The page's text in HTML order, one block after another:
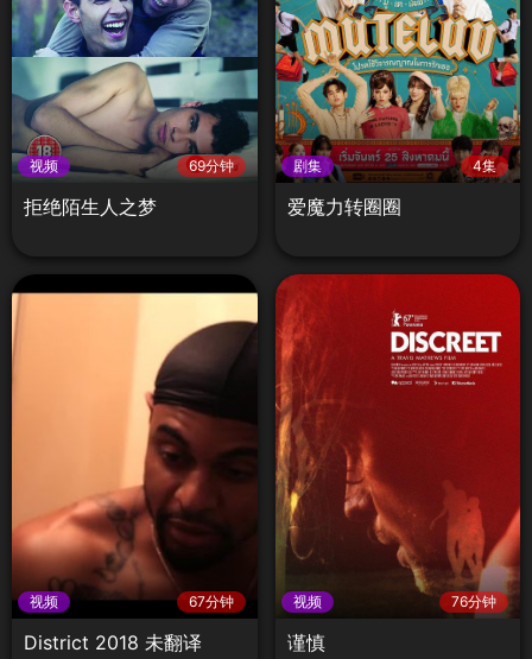
视频 69分钟
拒绝陌生人之梦
剧集 4集
爱魔力转圈圈
视频 67分钟
District 2018 未翻译
视频 76分钟
谨慎